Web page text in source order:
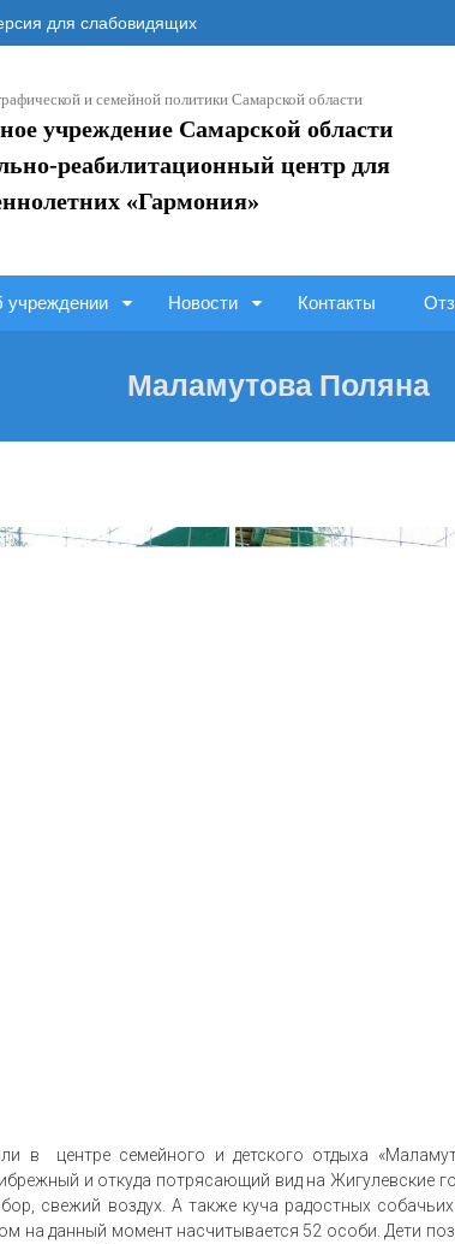
для слабовидящих
и семейной политики Самарской области
учреждение Самарской области
реабилитационный центр для
«Гармония»
Новости Контакты
Маламутова Поляна
в центре семейного и детского отдыха
и откуда потрясающий вид на Жигулевские
свежий воздух. А также куча радостных собачьих
на данный момент насчитывается 52 особи. Дети